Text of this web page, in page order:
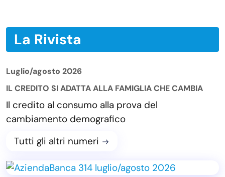
La Rivista
Luglio/agosto 2026
IL CREDITO SI ADATTA ALLA FAMIGLIA CHE CAMBIA
Il credito al consumo alla prova del
cambiamento demografico
Tutti gli altri numeri